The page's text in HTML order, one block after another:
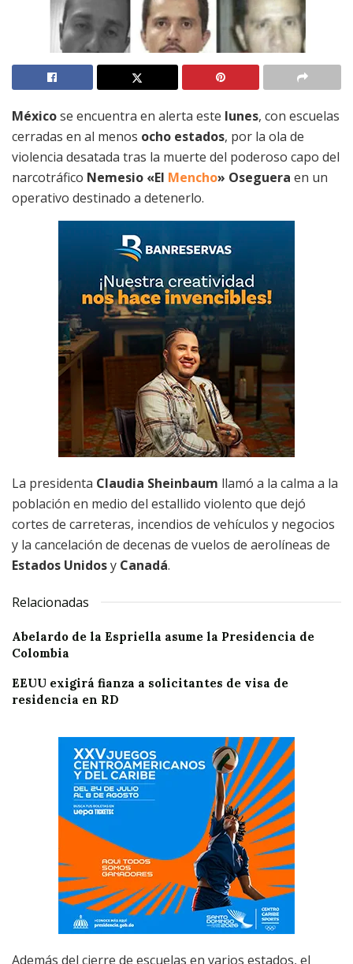
Méxicose encuentra en alerta este lunes, con escuelas
cerradas en al menos ocho estados, por la ola de
violencia desatada tras la muerte del poderoso capo del
narcotráfico Nemesio «El Mencho» Oseguera en un
operativo destinado a detenerlo.
La presidenta Claudia Sheinbaum llamó a la calma a la
población en medio del estallido violento que dejó
cortes de carreteras, incendios de vehículos y negocios
y la cancelación de decenas de vuelos de aerolíneas de
Estados Unidosy Canadá.
Relacionadas
Abelardo de la Espriella asume la Presidencia de
Colombia
EEUU exigirá fianza a solicitantes de visa de
residencia en RD
Además del cierre de escuelas en varios estados, el